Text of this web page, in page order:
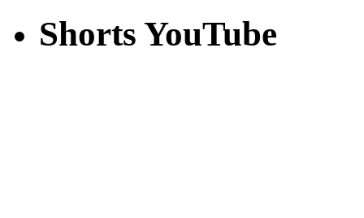
Shorts YouTube